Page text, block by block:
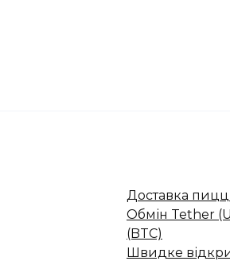
Доставка
Обмін Tether
(BTC)
Швидке